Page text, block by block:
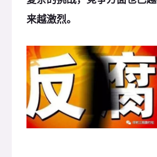
来越激烈。